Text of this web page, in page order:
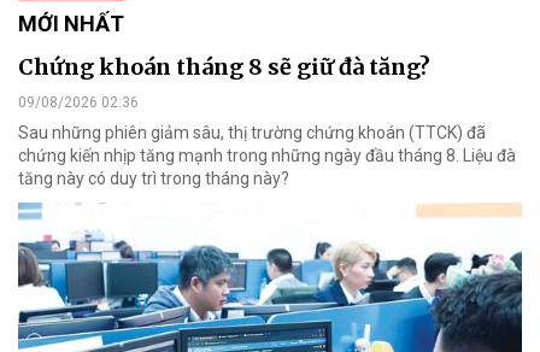
MỚI NHẤT
Chứng khoán tháng 8 sẽ giữ đà tăng?
09/08/2026 02:36
Sau những phiên giảm sâu, thị trường chứng khoán (TTCK) đã
chứng kiến nhịp tăng mạnh trong những ngày đầu tháng 8. Liệu đà
tăng này có duy trì trong tháng này?